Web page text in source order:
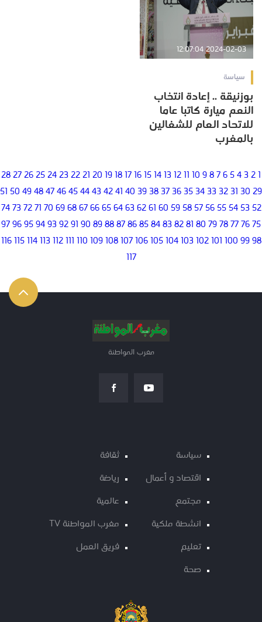
2024-02-03 12:07:04
سياسة
بوزنيقة .. إعادة انتخاب
النعم ميارة كاتبا عاما
للاتحاد العام للشغالين
بالمغرب
1
2
3
4
5
6
7
8
9
10
11
12
13
14
15
16
17
18
19
20
21
22
23
24
25
26
27
28
29
30
31
32
33
34
35
36
37
38
39
40
41
42
43
44
45
46
47
48
49
50
51
52
53
54
55
56
57
58
59
60
61
62
63
64
65
66
67
68
69
70
71
72
73
74
75
76
77
78
79
80
81
82
83
84
85
86
87
88
89
90
91
92
93
94
95
96
97
98
99
100
101
102
103
104
105
106
107
108
109
110
111
112
113
114
115
116
117
مغرب المواطنة
سياسة
اقتصاد و أعمال
مجتمع
انشطة ملكية
تعليم
صحة
ثقافة
رياضة
عالمية
مغرب المواطنة TV
فريق العمل